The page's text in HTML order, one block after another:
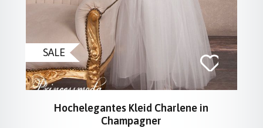
SALE
Hochelegantes Kleid Charlene in
Champagner